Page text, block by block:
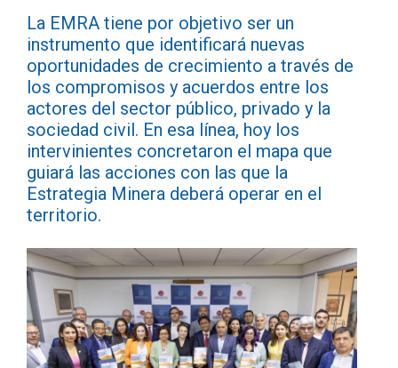
La EMRA tiene por objetivo ser un
instrumento que identificará nuevas
oportunidades de crecimiento a través de
los compromisos y acuerdos entre los
actores del sector público, privado y la
sociedad civil. En esa línea, hoy los
intervinientes concretaron el mapa que
guiará las acciones con las que la
Estrategia Minera deberá operar en el
territorio.